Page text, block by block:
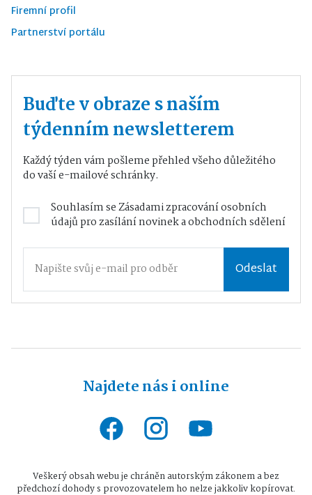
Firemní profil
Partnerství portálu
Buďte v obraze s naším
týdenním newsletterem
Každý týden vám pošleme přehled všeho důležitého
do vaší e-mailové schránky.
Souhlasím seZásadami zpracování osobních
údajůpro zasílání novinek a obchodních sdělení
Odeslat
Najdete nás i online
Veškerý obsah webu je chráněn autorským zákonem a bez
předchozí dohody s provozovatelem ho nelze jakkoliv kopírovat.